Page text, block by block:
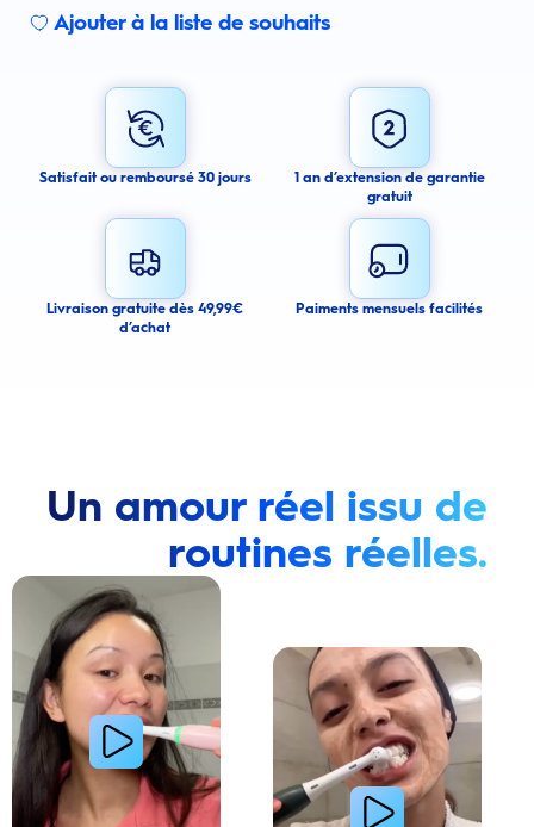
Ajouter à la liste de souhaits
I agree to receive email alerts about this product.
By signing up for email alerts, you agree to receive email
communications regarding this product. We may use your email address
to send you email messages about product availability. We process your
personal data as stated in our Privacy Policy. You may withdraw your
consent or manage your email preferences at any time.
Cancel
Satisfait ou remboursé 30 jours
1 an d’extension de garantie
gratuit
Livraison gratuite dès 49,99€
d’achat
Paiments mensuels facilités
Un amour réel issu de
routines réelles.
Lire la vidéo : Une jeune femme montre comment elle a amélioré l’apparence de ses dents
Lire la vidéo : Une jeune femme partage sa